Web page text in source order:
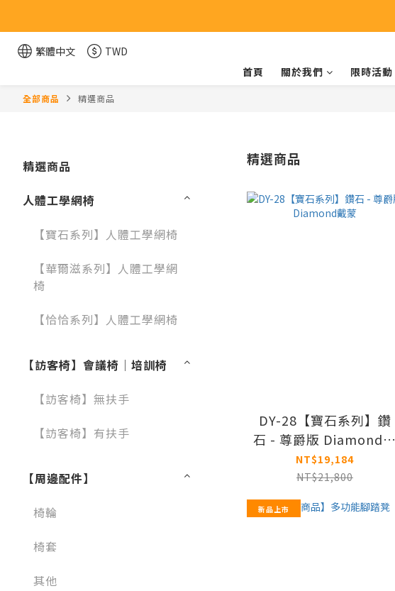
繁體中文 TWD
首頁
關於我們 限時活動
全部商品 精選商品
精選商品
人體工學網椅
【寶石系列】人體工學網椅
【華爾滋系列】人體工學網
椅
【恰恰系列】人體工學網椅
【訪客椅】會議椅│培訓椅
【訪客椅】無扶手
【訪客椅】有扶手
【周邊配件】
椅輪
椅套
其他
精選商品
DY-28【寶石系列】鑽
石 - 尊爵版 Diamond戴
蒙
NT$19,184
NT$21,800
新品上市